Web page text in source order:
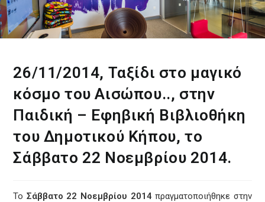
26/11/2014, Ταξίδι στο μαγικό
κόσμο του Αισώπου.., στην
Παιδική – Εφηβική Βιβλιοθήκη
του Δημοτικού Κήπου, το
Σάββατο 22 Νοεμβρίου 2014.
Το Σάββατο 22 Νοεμβρίου 2014 πραγματοποιήθηκε στην